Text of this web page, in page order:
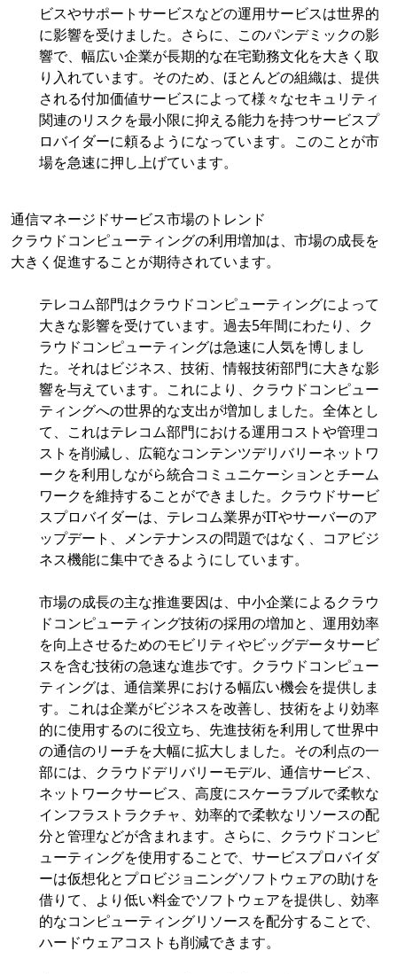
ビスやサポートサービスなどの運用サービスは世界的
に影響を受けました。さらに、このパンデミックの影
響で、幅広い企業が長期的な在宅勤務文化を大きく取
り入れています。そのため、ほとんどの組織は、提供
される付加価値サービスによって様々なセキュリティ
関連のリスクを最小限に抑える能力を持つサービスプ
ロバイダーに頼るようになっています。このことが市
場を急速に押し上げています。
通信マネージドサービス市場のトレンド
クラウドコンピューティングの利用増加は、市場の成長を
大きく促進することが期待されています。
テレコム部門はクラウドコンピューティングによって
大きな影響を受けています。過去5年間にわたり、ク
ラウドコンピューティングは急速に人気を博しまし
た。それはビジネス、技術、情報技術部門に大きな影
響を与えています。これにより、クラウドコンピュー
ティングへの世界的な支出が増加しました。全体とし
て、これはテレコム部門における運用コストや管理コ
ストを削減し、広範なコンテンツデリバリーネットワ
ークを利用しながら統合コミュニケーションとチーム
ワークを維持することができました。クラウドサービ
スプロバイダーは、テレコム業界がITやサーバーのア
ップデート、メンテナンスの問題ではなく、コアビジ
ネス機能に集中できるようにしています。
市場の成長の主な推進要因は、中小企業によるクラウ
ドコンピューティング技術の採用の増加と、運用効率
を向上させるためのモビリティやビッグデータサービ
スを含む技術の急速な進歩です。クラウドコンピュー
ティングは、通信業界における幅広い機会を提供しま
す。これは企業がビジネスを改善し、技術をより効率
的に使用するのに役立ち、先進技術を利用して世界中
の通信のリーチを大幅に拡大しました。その利点の一
部には、クラウドデリバリーモデル、通信サービス、
ネットワークサービス、高度にスケーラブルで柔軟な
インフラストラクチャ、効率的で柔軟なリソースの配
分と管理などが含まれます。さらに、クラウドコンピ
ューティングを使用することで、サービスプロバイダ
ーは仮想化とプロビジョニングソフトウェアの助けを
借りて、より低い料金でソフトウェアを提供し、効率
的なコンピューティングリソースを配分することで、
ハードウェアコストも削減できます。